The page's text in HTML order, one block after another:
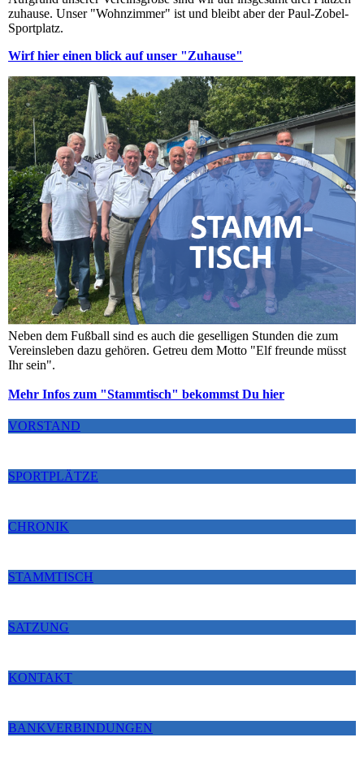
zuhause. Unser "Wohnzimmer" ist und bleibt aber der Paul-Zobel-
Sportplatz.
Wirf hier einen blick auf unser "Zuhause"
Neben dem Fußball sind es auch die geselligen Stunden die zum
Vereinsleben dazu gehören. Getreu dem Motto "Elf freunde müsst
Ihr sein".
Mehr Infos zum "Stammtisch" bekommst Du hier
VORSTAND
SPORTPLÄTZE
CHRONIK
STAMMTISCH
SATZUNG
KONTAKT
BANKVERBINDUNGEN